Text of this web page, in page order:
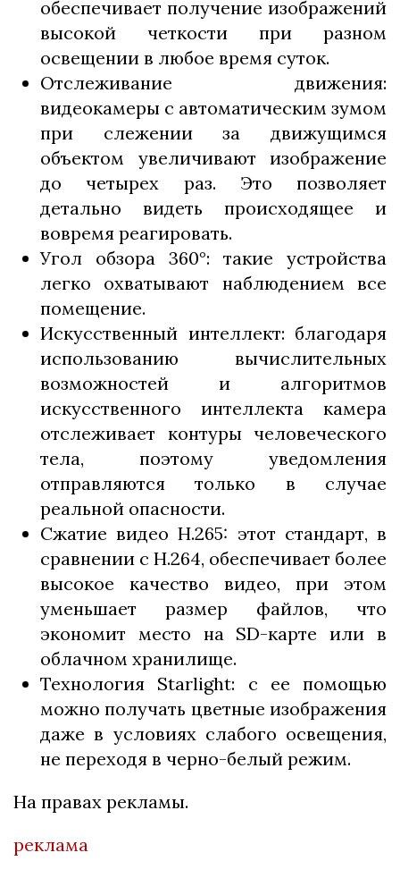
обеспечивает получение изображений
высокой четкости при разном
освещении в любое время суток.
Отслеживание движения:
видеокамеры с автоматическим зумом
при слежении за движущимся
объектом увеличивают изображение
до четырех раз. Это позволяет
детально видеть происходящее и
вовремя реагировать.
Угол обзора 360°: такие устройства
легко охватывают наблюдением все
помещение.
Искусственный интеллект: благодаря
использованию вычислительных
возможностей и алгоритмов
искусственного интеллекта камера
отслеживает контуры человеческого
тела, поэтому уведомления
отправляются только в случае
реальной опасности.
Сжатие видео H.265: этот стандарт, в
сравнении с H.264, обеспечивает более
высокое качество видео, при этом
уменьшает размер файлов, что
экономит место на SD-карте или в
облачном хранилище.
Технология Starlight: с ее помощью
можно получать цветные изображения
даже в условиях слабого освещения,
не переходя в черно-белый режим.
На правах рекламы.
реклама